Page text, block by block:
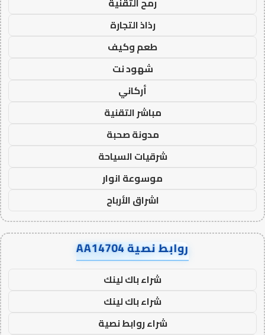
رذاذ التجارة
طعم وكيف
شهود نت
أركاني
مباشر التقنية
مدونة صحبة
شرقيات السياحة
موسوعة انوار
اشراق الأرباح
روابط نصية AA14704
شراء باك لينك
شراء باك لينك
شراء روابط نصية